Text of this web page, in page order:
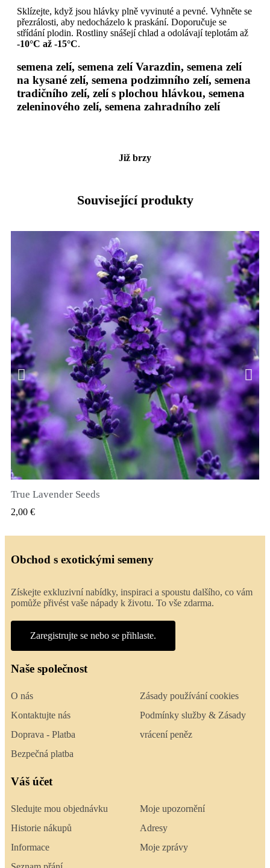
Sklízejte, když jsou hlávky plně vyvinuté a pevné. Vyhněte se
přezrálosti, aby nedocházelo k praskání. Doporučuje se
střídání plodin. Rostliny snášejí chlad a odolávají teplotám až
-10°C až -15°C.
semena zelí, semena zelí Varazdin, semena zelí
na kysané zelí, semena podzimního zelí, semena
tradičního zelí, zelí s plochou hlávkou, semena
zeleninového zelí, semena zahradního zelí
Již brzy
Související produkty
True Lavender Seeds
2,00 €
Obchod s exotickými semeny
Získejte exkluzivní nabídky, inspiraci a spoustu dalšího, co vám
pomůže přivést vaše nápady k životu. To vše zdarma.
Zaregistrujte se nebo se přihlaste.
Naše společnost
O nás
Kontaktujte nás
Doprava - Platba
Bezpečná platba
Zásady používání cookies
Podmínky služby & Zásady
vrácení peněz
Váš účet
Sledujte mou objednávku
Historie nákupů
Informace
Moje upozornění
Adresy
Moje zprávy